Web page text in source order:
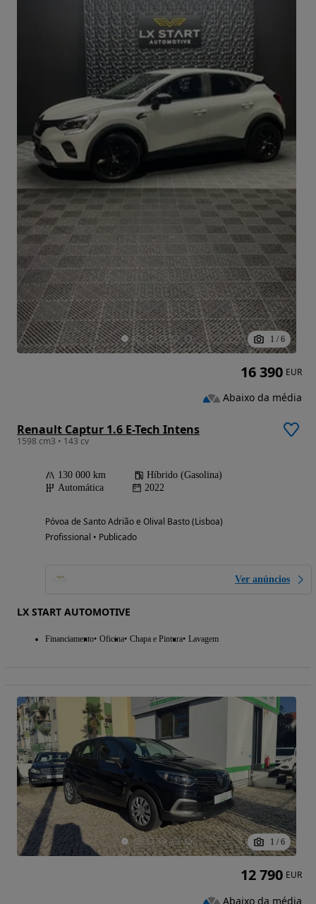
1 / 6
Renault Captur 1.6 E-Tech Intens
1598 cm3 • 143 cv
130 000 km
Híbrido (Gasolina)
Automática
2022
Póvoa de Santo Adrião e Olival Basto (Lisboa)
Profissional • Publicado
Ver anúncios
LX START AUTOMOTIVE
Financiamento Oficina Chapa e Pintura Lavagem
16 390 EUR
Abaixo da média
1 / 6
12 790 EUR
Abaixo da média